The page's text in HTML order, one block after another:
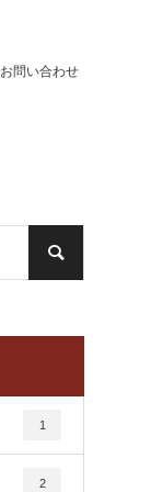
お問い合わせ
1
2